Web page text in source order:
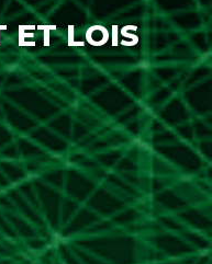
ET LOIS